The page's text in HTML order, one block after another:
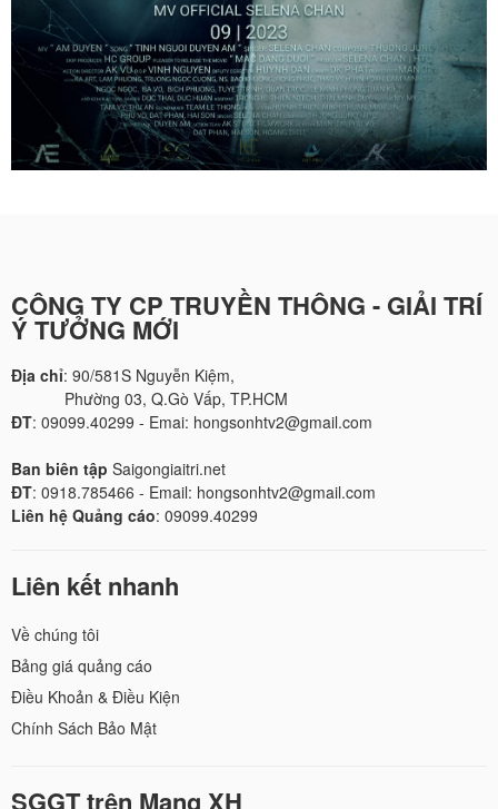
CÔNG TY CP TRUYỀN THÔNG - GIẢI TRÍ
Ý TƯỞNG MỚI
Địa chỉ: 90/581S Nguyễn Kiệm,
Phường 03, Q.Gò Vấp, TP.HCM
ĐT: 09099.40299 - Emai: hongsonhtv2@gmail.com
Ban biên tập Saigongiaitri.net
ĐT: 0918.785466 - Email: hongsonhtv2@gmail.com
Liên hệ Quảng cáo: 09099.40299
Liên kết nhanh
Về chúng tôi
Bảng giá quảng cáo
Điều Khoản & Điều Kiện
Chính Sách Bảo Mật
SGGT trên Mạng XH